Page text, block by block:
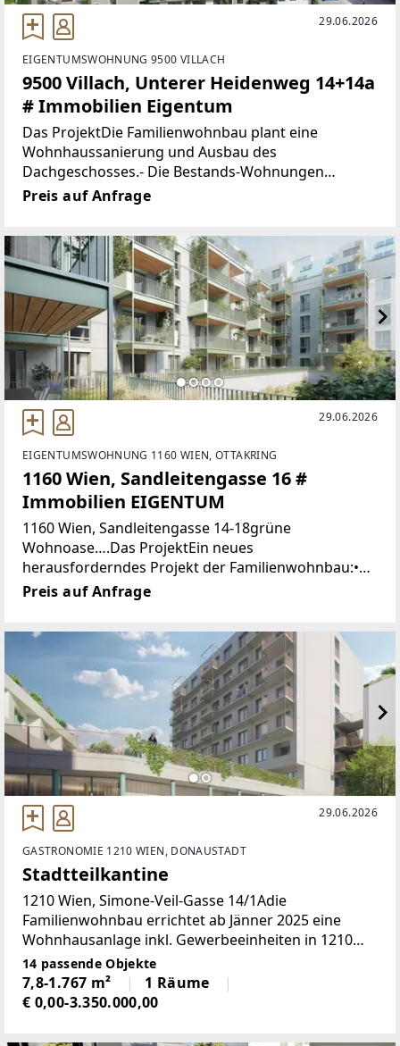
29.06.2026
EIGENTUMSWOHNUNG 9500 VILLACH
9500 Villach, Unterer Heidenweg 14+14a
# Immobilien Eigentum
Das ProjektDie Familienwohnbau plant eine
Wohnhaussanierung und Ausbau des
Dachgeschosses.- Die Bestands-Wohnungen
werden saniert und das DG ausgebaut- 23
Eigentums-Wohnungen (davon 4 DG-Wohnungen)-
Preis auf Anfrage
29.06.2026
EIGENTUMSWOHNUNG 1160 WIEN, OTTAKRING
1160 Wien, Sandleitengasse 16 #
Immobilien EIGENTUM
1160 Wien, Sandleitengasse 14-18grüne
Wohnoase….Das ProjektEin neues
herausforderndes Projekt der Familienwohnbau:•
Ca. 60 Wohneinheiten, alle mit Freiflächen.• Zwei
Preis auf Anfrage
29.06.2026
GASTRONOMIE 1210 WIEN, DONAUSTADT
Stadtteilkantine
1210 Wien, Simone-Veil-Gasse 14/1Adie
Familienwohnbau errichtet ab Jänner 2025 eine
Wohnhausanlage inkl. Gewerbeeinheiten in 1210
Wien, Simone-Veil-Gasse 14 und Dückegasse 22.
(Bpl.J, An der Schanze) Im EG dieser
Wohnhausanlage
14 passende Objekte
7,8-1.767 m²
1 Räume
€ 0,00-3.350.000,00